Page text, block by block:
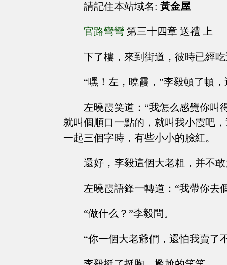
請記住本站域名: 黃金屋
官路彎彎 第三十四章 送禮 上
下了樓，來到街道，彼時已經
“嘿！左，曉霞，”李毅頓了頓
左曉霞笑道：“我怎么感覺你叫
就叫個順口一點的，就叫我小霞吧
一起三個字時，有些小小的臉紅。
還好，李毅這個大老粗，并不
左曉霞語鋒一轉道：“我帶你去
“做什么？”李毅問。
“你一個大老爺們，還怕我賣了